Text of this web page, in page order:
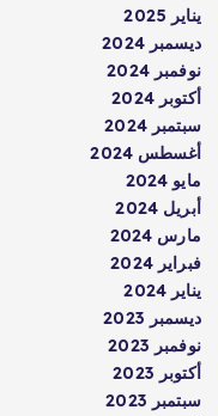
يناير 2025
ديسمبر 2024
نوفمبر 2024
أكتوبر 2024
سبتمبر 2024
أغسطس 2024
مايو 2024
أبريل 2024
مارس 2024
فبراير 2024
يناير 2024
ديسمبر 2023
نوفمبر 2023
أكتوبر 2023
سبتمبر 2023